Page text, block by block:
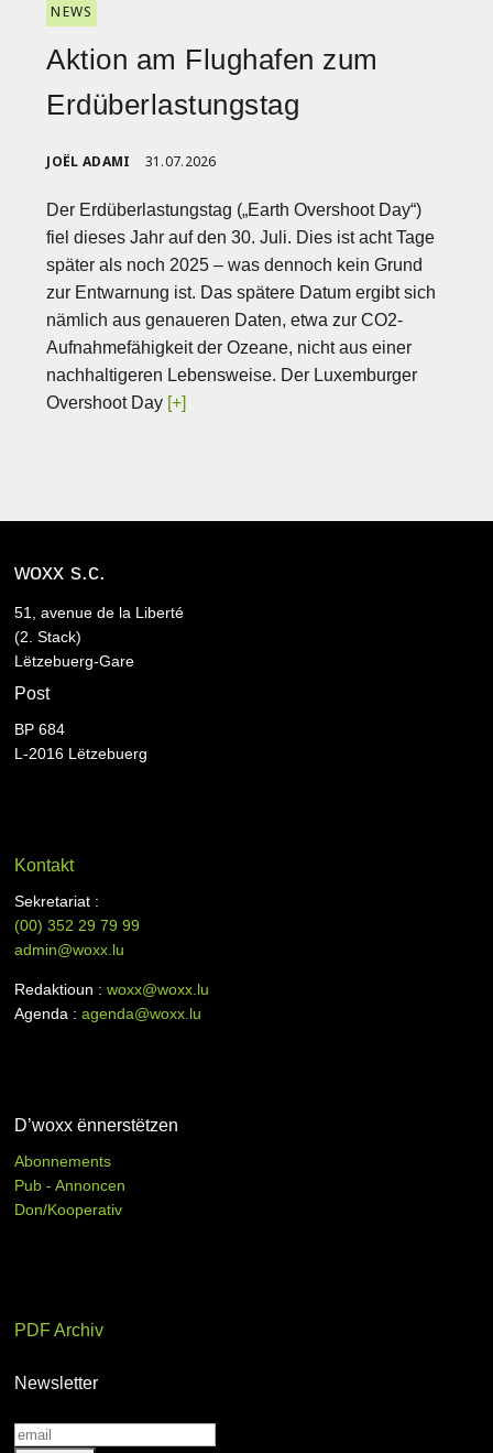
NEWS
Aktion am Flughafen zum
Erdüberlastungstag
JOËL ADAMI 31.07.2026
Der Erdüberlastungstag („Earth Overshoot Day“)
fiel dieses Jahr auf den 30. Juli. Dies ist acht Tage
später als noch 2025 – was dennoch kein Grund
zur Entwarnung ist. Das spätere Datum ergibt sich
nämlich aus genaueren Daten, etwa zur CO2-
Aufnahmefähigkeit der Ozeane, nicht aus einer
nachhaltigeren Lebensweise. Der Luxemburger
Overshoot Day [+]
woxx s.c.
51, avenue de la Liberté
(2. Stack)
Lëtzebuerg-Gare
Post
BP 684
L-2016 Lëtzebuerg
Kontakt
Sekretariat :
(00)352 29 79 99
admin@woxx.lu
Redaktioun :woxx@woxx.lu
Agenda :agenda@woxx.lu
D’woxx ënnerstëtzen
Abonnements
Pub - Annoncen
Don/Kooperativ
PDF Archiv
Newsletter